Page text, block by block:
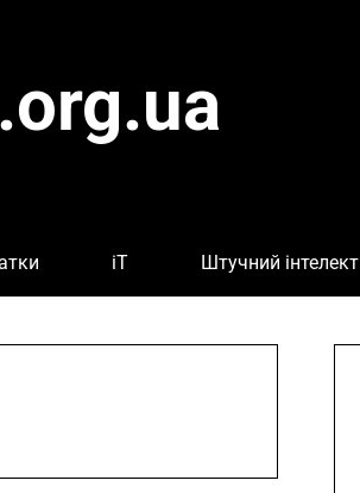
iT Штучний інтелект